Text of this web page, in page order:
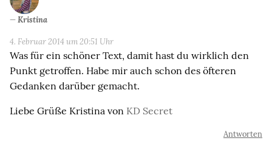
Kristina
4. Februar 2014 um 20:51 Uhr
Was für ein schöner Text, damit hast du wirklich den
Punkt getroffen. Habe mir auch schon des öfteren
Gedanken darüber gemacht.
Liebe Grüße Kristina von KD Secret
Antworten